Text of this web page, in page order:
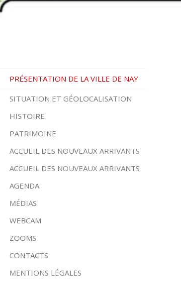
PRÉSENTATION DE LA VILLE DE NAY
SITUATION ET GÉOLOCALISATION
HISTOIRE
PATRIMOINE
ACCUEIL DES NOUVEAUX ARRIVANTS
ACCUEIL DES NOUVEAUX ARRIVANTS
AGENDA
MÉDIAS
WEBCAM
ZOOMS
CONTACTS
MENTIONS LÉGALES